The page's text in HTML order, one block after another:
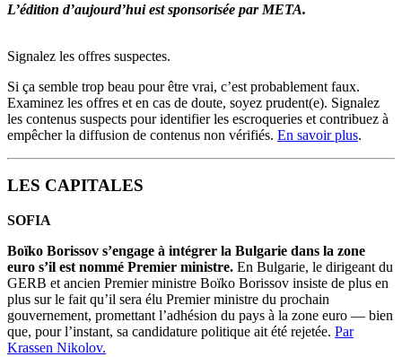
L’édition d’aujourd’hui est sponsorisée par META.
Signalez les offres suspectes.
Si ça semble trop beau pour être vrai, c’est probablement faux.
Examinez les offres et en cas de doute, soyez prudent(e). Signalez
les contenus suspects pour identifier les escroqueries et contribuez à
empêcher la diffusion de contenus non vérifiés. En savoir plus.
LES CAPITALES
SOFIA
Boïko Borissov s’engage à intégrer la Bulgarie dans la zone
euro s’il est nommé Premier ministre. En Bulgarie, le dirigeant du
GERB et ancien Premier ministre Boïko Borissov insiste de plus en
plus sur le fait qu’il sera élu Premier ministre du prochain
gouvernement, promettant l’adhésion du pays à la zone euro — bien
que, pour l’instant, sa candidature politique ait été rejetée. Par
Krassen Nikolov.